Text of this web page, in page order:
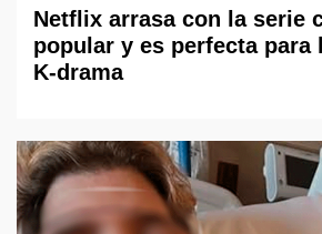
Netflix arrasa con la serie
popular y es perfecta para
K-drama